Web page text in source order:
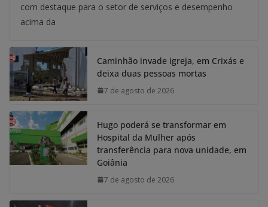
com destaque para o setor de serviços e desempenho
acima da
Caminhão invade igreja, em Crixás e
deixa duas pessoas mortas
7 de agosto de 2026
Hugo poderá se transformar em
Hospital da Mulher após
transferência para nova unidade, em
Goiânia
7 de agosto de 2026